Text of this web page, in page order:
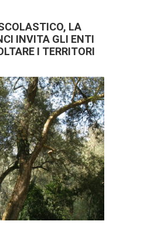
LA
INVITA GLI ENTI
I TERRITORI